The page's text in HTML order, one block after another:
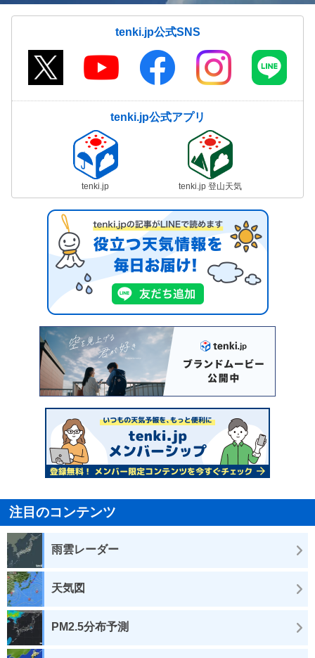
tenki.jp公式SNS
tenki.jp公式アプリ
tenki.jp tenki.jp 登山天気
注目のコンテンツ
雨雲レーダー
天気図
PM2.5分布予測